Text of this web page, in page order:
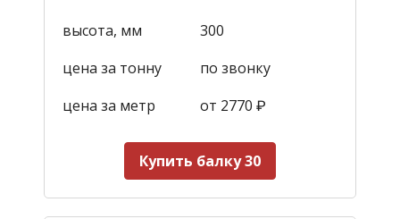
высота, мм
300
цена за тонну
по звонку
цена за метр
от 2770 ₽
Купить балку 30